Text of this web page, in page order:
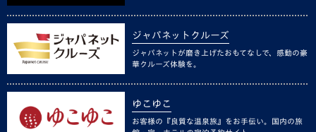
ジャパネットクルーズ
ジャパネットが磨き上げたおもてなしで、感動の豪
華クルーズ体験を。
ゆこゆこ
お客様の『良質な温泉旅』をお手伝い。国内の旅